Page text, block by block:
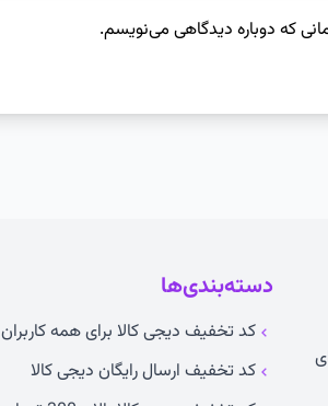
که دوباره دیدگاهی می‌نویسم.
دسته‌بندی‌ها
کد تخفیف دیجی کالا برای همه کاربران
کد تخفیف ارسال رایگان دیجی کالا